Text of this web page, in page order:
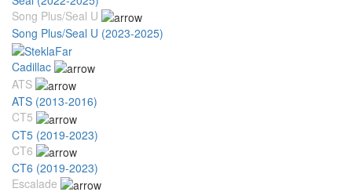
Song Plus/Seal U
Song Plus/Seal U (2023-2025)
Cadillac
ATS
ATS (2013-2016)
CT5
CT5 (2019-2023)
CT6
CT6 (2019-2023)
Escalade